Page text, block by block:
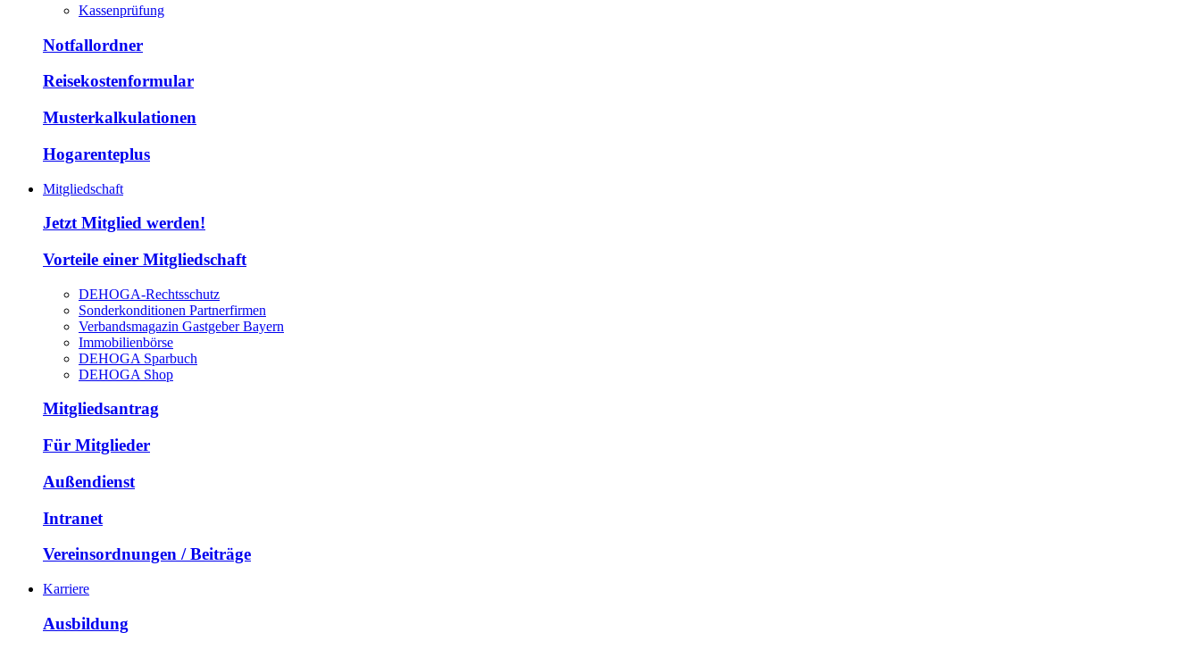
Kassenprüfung
Notfallordner
Reisekostenformular
Musterkalkulationen
Hogarenteplus
Mitgliedschaft
Jetzt Mitglied werden!
Vorteile einer Mitgliedschaft
DEHOGA-Rechtsschutz
Sonderkonditionen Partnerfirmen
Verbandsmagazin Gastgeber Bayern
Immobilienbörse
DEHOGA Sparbuch
DEHOGA Shop
Mitgliedsantrag
Für Mitglieder
Außendienst
Intranet
Vereinsordnungen / Beiträge
Karriere
Ausbildung